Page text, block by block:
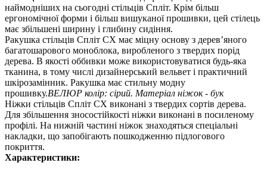
наймодніших на сьогодні стільців Спліт. Крім більш
ергономічної форми і більш вишуканої прошивки, цей стілець
має збільшені ширину і глибину сидіння.
Ракушка стільців Спліт СХ має міцну основу з дерев’яного
багатошарового моноблока, виробленого з твердих порід
дерева. В якості оббивки може використовуватися будь-яка
тканина, в тому числі дизайнерський вельвет і практичний
шкірозамінник. Ракушка має стильну модну
прошивку.ВЕЛЮР колір: сірий. Матеріал ніжок - бук
Ніжки стільців Спліт СХ виконані з твердих сортів дерева.
Для збільшення зносостійкості ніжки виконані в посиленому
профілі. На нижній частині ніжок знаходяться спеціальні
накладки, що запобігають пошкодженню підлогового
покриття.
Характеристики: